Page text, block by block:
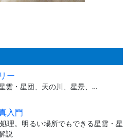
ー
雲・星団、天の川、星景、…
入門
理。明るい場所でもできる星雲・星
説